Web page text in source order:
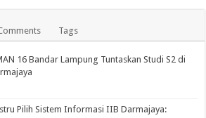
Tags
16 Bandar Lampung Tuntaskan Studi S2 di
Pilih Sistem Informasi IIB Darmajaya: